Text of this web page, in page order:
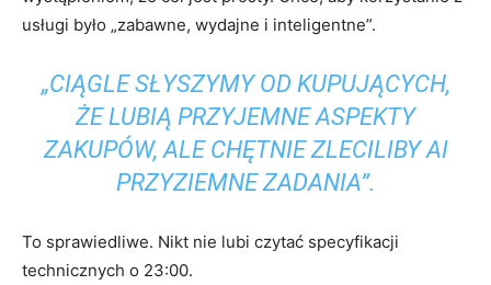
usługi było „zabawne, wydajne i inteligentne”.
„CIĄGLE SŁYSZYMY OD KUPUJĄCYCH,
ŻE LUBIĄ PRZYJEMNE ASPEKTY
ZAKUPÓW, ALE CHĘTNIE ZLECILIBY AI
PRZYZIEMNE ZADANIA”.
To sprawiedliwe. Nikt nie lubi czytać specyfikacji
technicznych o 23:00.